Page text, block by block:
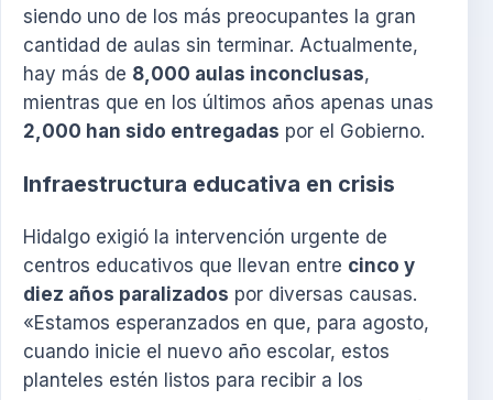
siendo uno de los más preocupantes la gran
cantidad de aulas sin terminar. Actualmente,
hay más de 8,000 aulas inconclusas,
mientras que en los últimos años apenas unas
2,000 han sido entregadas por el Gobierno.
Infraestructura educativa en crisis
Hidalgo exigió la intervención urgente de
centros educativos que llevan entre cinco y
diez años paralizados por diversas causas.
«Estamos esperanzados en que, para agosto,
cuando inicie el nuevo año escolar, estos
planteles estén listos para recibir a los